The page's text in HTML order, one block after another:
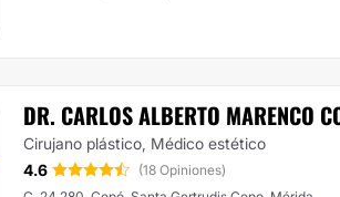
DR. CARLOS ALBERTO MARENCO
Cirujano plástico, Médico estético
4.6
(18 Opiniones)